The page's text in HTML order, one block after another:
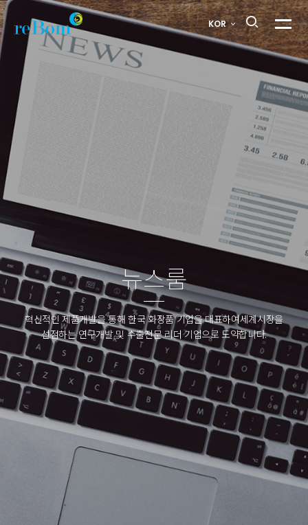
중도일보
_[브랜드
세종]
세종부터
동남아까지
진출한
'리봄화장품'
>
뉴스룸
KOR 메뉴
뉴스룸
혁신적인 제품개발을 통해 한국 화장품 기업을 대표하여세계시장을
선점하는 연구개발 및 수출전문 리더 기업으로 도약합니다.